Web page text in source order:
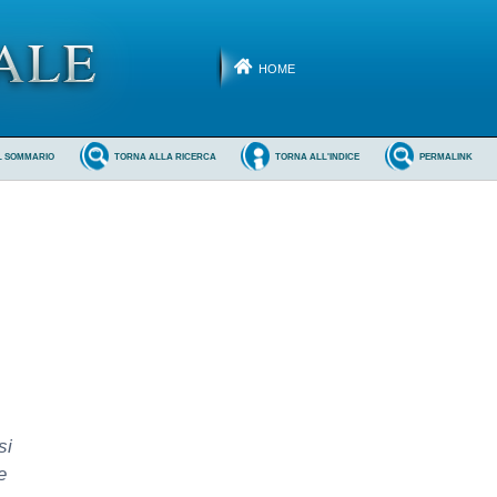
HOME
PERMALINK
TORNA ALL'INDICE
TORNA ALLA RICERCA
SOMMARIO